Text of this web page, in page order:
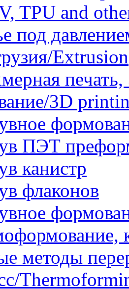
TPU and
под
Extrusion
3D
ПЭТ
канистр
флаконов
методы